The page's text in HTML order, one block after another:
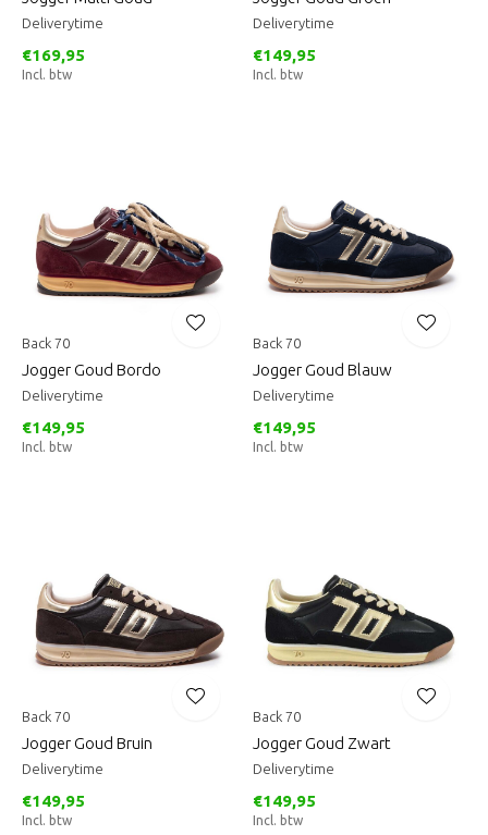
Deliverytime
€169,95
Incl. btw
Deliverytime
€149,95
Incl. btw
Back 70
Jogger Goud Bordo
Deliverytime
€149,95
Incl. btw
Back 70
Jogger Goud Blauw
Deliverytime
€149,95
Incl. btw
Back 70
Jogger Goud Bruin
Deliverytime
€149,95
Incl. btw
Back 70
Jogger Goud Zwart
Deliverytime
€149,95
Incl. btw